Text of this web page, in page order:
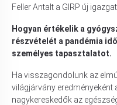
Feller Antalt a GIRP új
Hogyan értékelik a
részvételét a pandémia
személyes tapasztalatot.
Ha visszagondolunk az
világjárvány
nagykereskedők az